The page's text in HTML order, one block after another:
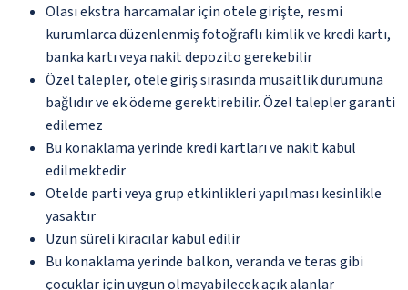
Olası ekstra harcamalar için otele girişte, resmi
kurumlarca düzenlenmiş fotoğraflı kimlik ve kredi kartı,
banka kartı veya nakit depozito gerekebilir
Özel talepler, otele giriş sırasında müsaitlik durumuna
bağlıdır ve ek ödeme gerektirebilir. Özel talepler garanti
edilemez
Bu konaklama yerinde kredi kartları ve nakit kabul
edilmektedir
Otelde parti veya grup etkinlikleri yapılması kesinlikle
yasaktır
Uzun süreli kiracılar kabul edilir
Bu konaklama yerinde balkon, veranda ve teras gibi
çocuklar için uygun olmayabilecek açık alanlar